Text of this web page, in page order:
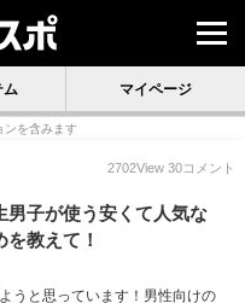
ム マイページ
ンを含みます
2702View 30コメント
男子が使う安くて人気な
教えて！
うと思っています！男性向けの